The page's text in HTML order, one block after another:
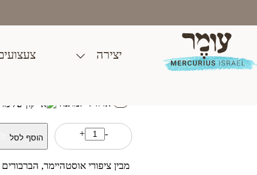
content
יצירה
ברבור ראש מורם
ארוז לי למתנה
כמות
של
ראש
-
+ הוסף לסל
מבין ציפורי אוסטהיימר,